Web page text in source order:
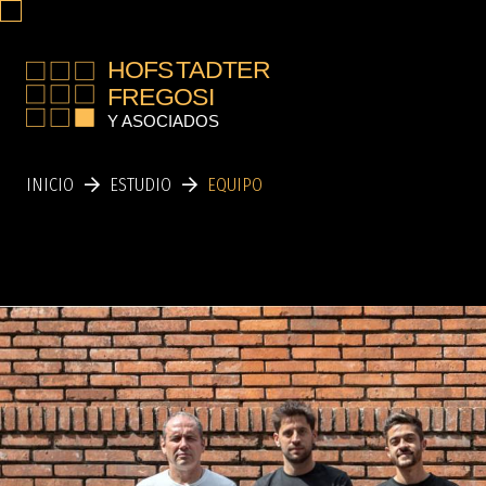
INICIO ESTUDIO EQUIPO